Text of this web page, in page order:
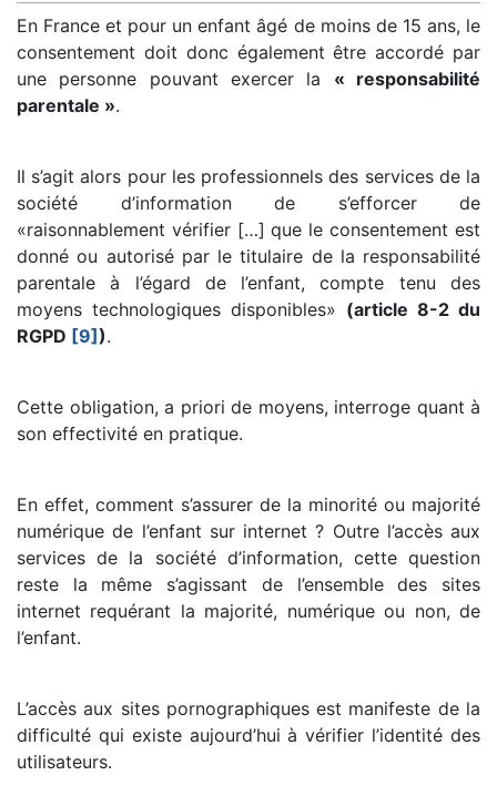
En France et pour un enfant âgé de moins de 15 ans, le
consentement doit donc également être accordé par
une personne pouvant exercer la « responsabilité
parentale ».
Il s’agit alors pour les professionnels des services de la
société d’information de s’efforcer de
«raisonnablement vérifier […] que le consentement est
donné ou autorisé par le titulaire de la responsabilité
parentale à l’égard de l’enfant, compte tenu des
moyens technologiques disponibles» (article 8-2 du
RGPD [9] ).
Cette obligation, a priori de moyens, interroge quant à
son effectivité en pratique.
En effet, comment s’assurer de la minorité ou majorité
numérique de l’enfant sur internet ? Outre l’accès aux
services de la société d’information, cette question
reste la même s’agissant de l’ensemble des sites
internet requérant la majorité, numérique ou non, de
l’enfant.
L’accès aux sites pornographiques est manifeste de la
difficulté qui existe aujourd’hui à vérifier l’identité des
utilisateurs.